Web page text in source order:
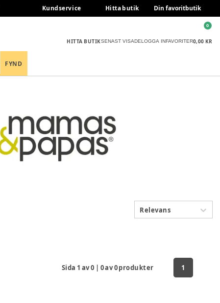
Kundservice Hitta butik Din favoritbutik
HITTA BUTIKSENAST VISADELOGGA INFAVORITER0,00 KR
0
FYND
Relevans
Sida 1 av0 | 0av0produkter 1